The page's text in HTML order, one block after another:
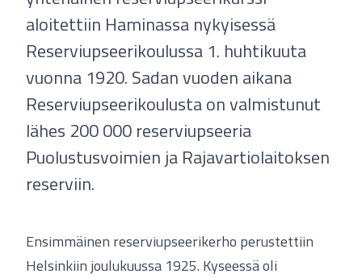
aloitettiin Haminassa nykyisessä
Reserviupseerikoulussa 1. huhtikuuta
vuonna 1920. Sadan vuoden aikana
Reserviupseerikoulusta on valmistunut
lähes 200 000 reserviupseeria
Puolustusvoimien ja Rajavartiolaitoksen
reserviin.
Ensimmäinen reserviupseerikerho perustettiin
Helsinkiin joulukuussa 1925. Kyseessä oli